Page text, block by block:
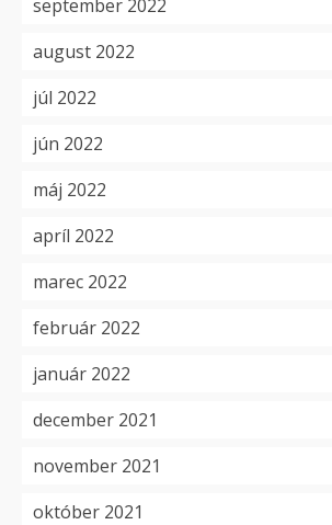
september 2022
august 2022
júl 2022
jún 2022
máj 2022
apríl 2022
marec 2022
február 2022
január 2022
december 2021
november 2021
október 2021